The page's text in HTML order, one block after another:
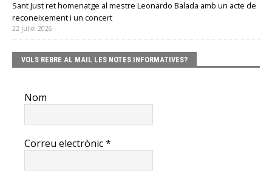
Sant Just ret homenatge al mestre Leonardo Balada amb un acte de
reconeixement i un concert
22 juliol 2026
VOLS REBRE AL MAIL LES NOTES INFORMATIVES?
Nom
Correu electrònic*